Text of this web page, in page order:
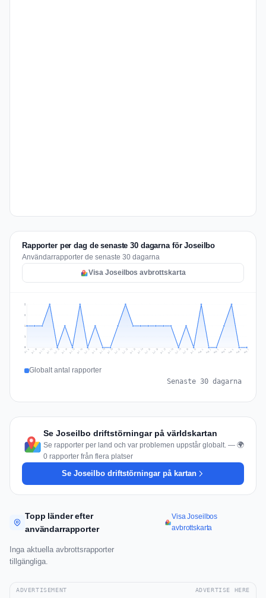
Rapporter per dag de senaste 30 dagarna för Joseilbo
Användarrapporter de senaste 30 dagarna
Visa Joseilbos avbrottskarta
1
1
2
2
Jul 9 Jul 10 Jul 11 Jul 12 Jul 13 Jul 14 Jul 15 Jul 16 Jul 17 Jul 18 Jul 19 Jul 20 Jul 21 Jul 22 Jul 23 Jul 24 Jul 25 Jul 26 Jul 27 Jul 28 Jul 29 Jul 30 Jul 31 Aug 1 Aug 2 Aug 3 Aug 4 Aug 5 Aug 6 Aug 7
Globalt antal rapporter
Senaste 30 dagarna
Se Joseilbo driftstörningar på världskartan
Se rapporter per land och var problemen uppstår globalt. — 🌍
0 rapporter från flera platser
Se Joseilbo driftstörningar på kartan
Topp länder efter
användarrapporter
Visa Joseilbos
avbrottskarta
Inga aktuella avbrottsrapporter
tillgängliga.
ADVERTISEMENT ADVERTISE HERE